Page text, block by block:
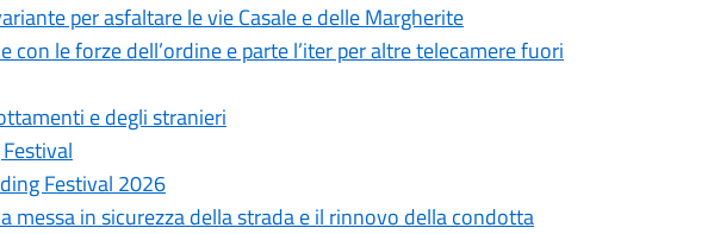
per asfaltare le vie Casale e delle Margherite
con le forze dell’ordine e parte l’iter per altre telecamere fuori
e degli stranieri
Festival 2026
messa in sicurezza della strada e il rinnovo della condotta